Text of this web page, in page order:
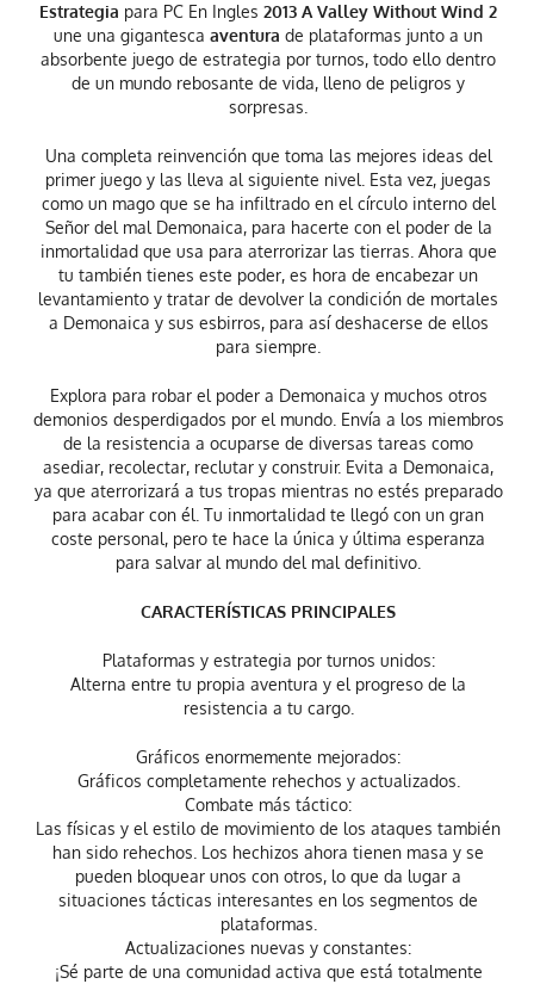
Estrategia para PC En Ingles2013 A Valley Without Wind 2
une una gigantescaaventura de plataformas junto a un
absorbente juego de estrategia por turnos, todo ello dentro
de un mundo rebosante de vida, lleno de peligros y
sorpresas.
Una completa reinvención que toma las mejores ideas del
primer juego y las lleva al siguiente nivel. Esta vez, juegas
como un mago que se ha infiltrado en el círculo interno del
Señor del mal Demonaica, para hacerte con el poder de la
inmortalidad que usa para aterrorizar las tierras. Ahora que
tu también tienes este poder, es hora de encabezar un
levantamiento y tratar de devolver la condición de mortales
a Demonaica y sus esbirros, para así deshacerse de ellos
para siempre.
Explora para robar el poder a Demonaica y muchos otros
demonios desperdigados por el mundo. Envía a los miembros
de la resistencia a ocuparse de diversas tareas como
asediar, recolectar, reclutar y construir. Evita a Demonaica,
ya que aterrorizará a tus tropas mientras no estés preparado
para acabar con él. Tu inmortalidad te llegó con un gran
coste personal, pero te hace la única y última esperanza
para salvar al mundo del mal definitivo.
CARACTERÍSTICAS PRINCIPALES
Plataformas y estrategia por turnos unidos:
Alterna entre tu propia aventura y el progreso de la
resistencia a tu cargo.
Gráficos enormemente mejorados:
Gráficos completamente rehechos y actualizados.
Combate más táctico:
Las físicas y el estilo de movimiento de los ataques también
han sido rehechos. Los hechizos ahora tienen masa y se
pueden bloquear unos con otros, lo que da lugar a
situaciones tácticas interesantes en los segmentos de
plataformas.
Actualizaciones nuevas y constantes:
¡Sé parte de una comunidad activa que está totalmente